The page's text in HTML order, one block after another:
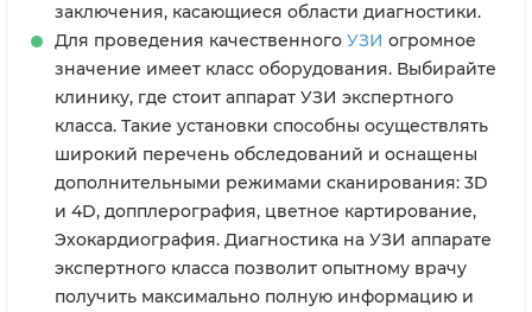
заключения, касающиеся области диагностики.
Для проведения качественного УЗИ огромное
значение имеет класс оборудования. Выбирайте
клинику, где стоит аппарат УЗИ экспертного
класса. Такие установки способны осуществлять
широкий перечень обследований и оснащены
дополнительными режимами сканирования: 3D
и 4D, допплерография, цветное картирование,
Эхокардиография. Диагностика на УЗИ аппарате
экспертного класса позволит опытному врачу
получить максимально полную информацию и